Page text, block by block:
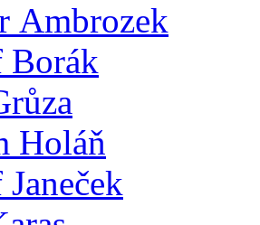
Ambrozek
Borák
Holáň
Janeček